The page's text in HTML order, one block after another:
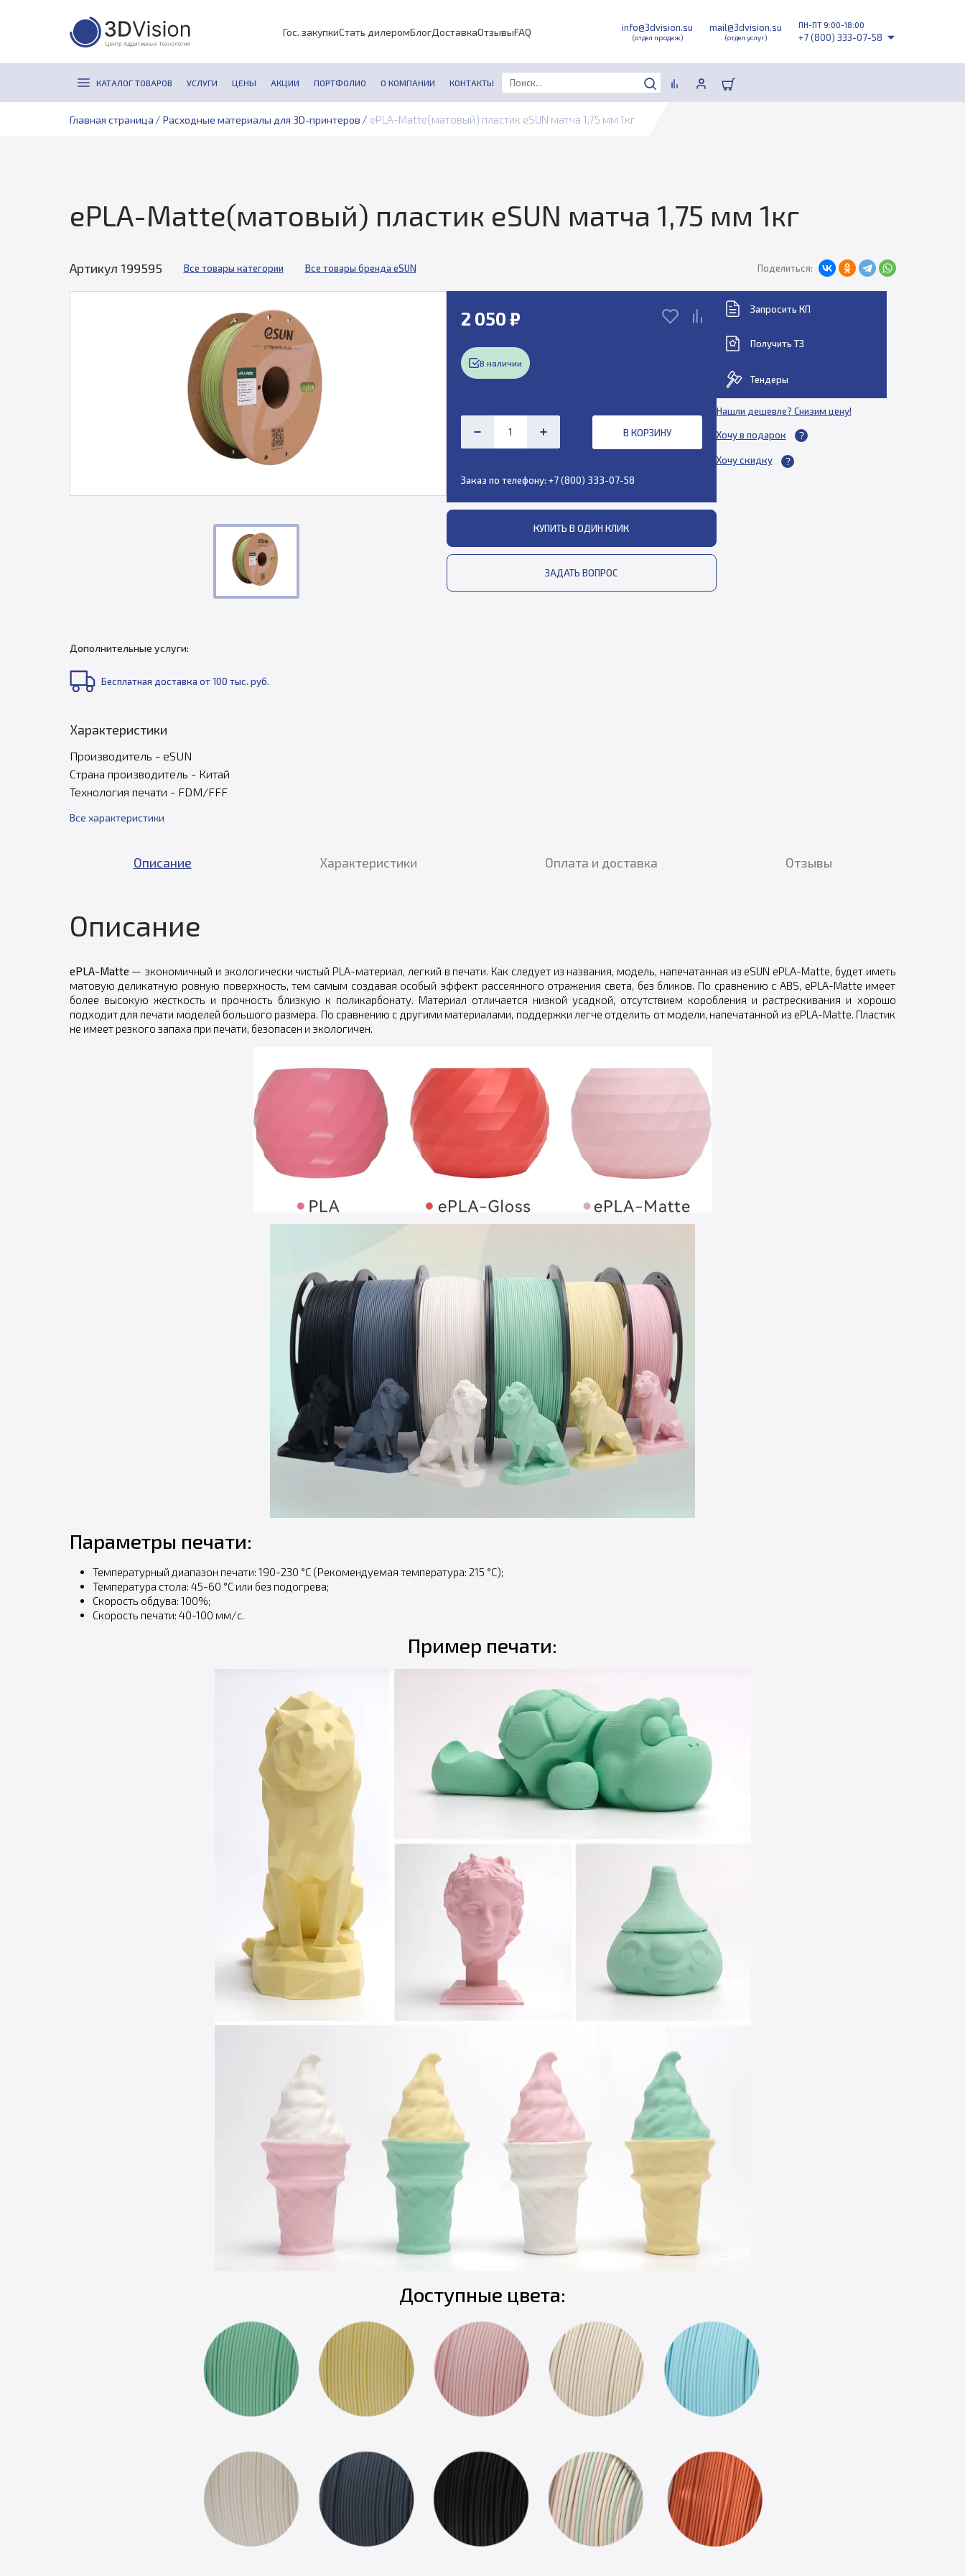
Гос. закупкиСтать дилеромБлогДоставкаОтзывыFAQ info@3dvision.su
(отдел продаж)
mail@3dvision.su
(отдел услуг)
ПН-ПТ 9:00-18:00
+7 (800) 333-07-58
КАТАЛОГ ТОВАРОВ УСЛУГИ ЦЕНЫ АКЦИИ ПОРТФОЛИО О КОМПАНИИ КОНТАКТЫ
Главная страница / Расходные материалы для 3D-принтеров / ePLA-Matte(матовый) пластик eSUN матча 1,75 мм 1кг
ePLA-Matte(матовый) пластик eSUN матча 1,75 мм 1кг
Артикул 199595 Все товары категории Все товары бренда eSUN Поделиться:
2 050 ₽
В наличии
В КОРЗИНУ
Заказ по телефону: +7 (800) 333-07-58
КУПИТЬ В ОДИН КЛИК
ЗАДАТЬ ВОПРОС
Запросить КП
Получить ТЗ
Тендеры
Нашли дешевле? Снизим цену!
Хочу в подарок
Хочу скидку
Дополнительные услуги:
Бесплатная доставка от 100 тыс. руб.
Характеристики
Производитель - eSUN
Страна производитель - Китай
Технология печати - FDM/FFF
Все характеристики
Описание Характеристики Оплата и доставка Отзывы
Описание
ePLA-Matte — экономичный и экологически чистый PLA-материал, легкий в печати. Как следует из названия, модель, напечатанная из eSUN ePLA-Matte, будет иметь
матовую деликатную ровную поверхность, тем самым создавая особый эффект рассеянного отражения света, без бликов. По сравнению с ABS, ePLA-Matte имеет
более высокую жесткость и прочность близкую к поликарбонату. Материал отличается низкой усадкой, отсутствием коробления и растрескивания и хорошо
подходит для печати моделей большого размера. По сравнению с другими материалами, поддержки легче отделить от модели, напечатанной из ePLA-Matte. Пластик
не имеет резкого запаха при печати, безопасен и экологичен.
Параметры печати:
Температурный диапазон печати: 190-230 °С (Рекомендуемая температура: 215 °С);
Температура стола: 45-60 °С или без подогрева;
Скорость обдува: 100%;
Скорость печати: 40-100 мм/с.
Пример печати:
Доступные цвета: